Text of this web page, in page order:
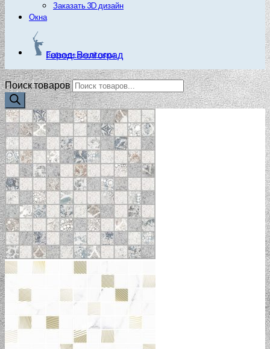
Заказать 3D дизайн
Окна
Город: Волгоград
Выберите другой город
Поиск товаров